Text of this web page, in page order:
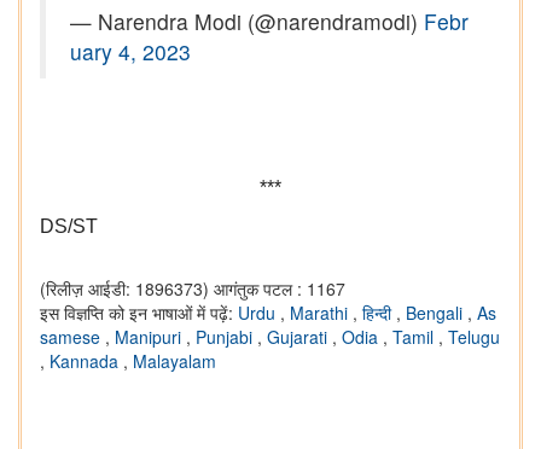
— Narendra Modi (@narendramodi) Febr
uary 4, 2023
***
DS/ST
(रिलीज़ आईडी: 1896373) आगंतुक पटल : 1167
इस विज्ञप्ति को इन भाषाओं में पढ़ें: Urdu , Marathi , हिन्दी , Bengali , As
samese , Manipuri , Punjabi , Gujarati , Odia , Tamil , Telugu
, Kannada , Malayalam